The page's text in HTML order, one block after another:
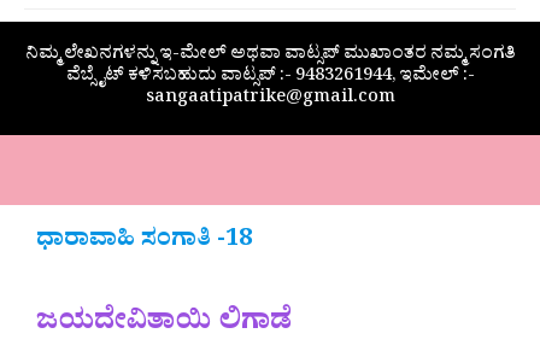
ನಿಮ್ಮ ಲೇಖನಗಳನ್ನು ಇ-ಮೇಲ್ ಅಥವಾ ವಾಟ್ಸಪ್ ಮುಖಾಂತರ ನಮ್ಮ ಸಂಗತಿ
ವೆಬ್ಸೈಟ್ ಕಳಿಸಬಹುದು ವಾಟ್ಸಪ್‌ :- 9483261944, ಇಮೇಲ್ :-
sangaatipatrike@gmail.com
ಧಾರಾವಾಹಿ ಸಂಗಾತಿ -18
ಜಯದೇವಿತಾಯಿ ಲಿಗಾಡೆ